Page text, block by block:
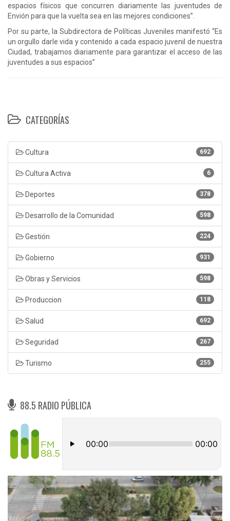
espacios físicos que concurren diariamente las juventudes de
Envión para que la vuelta sea en las mejores condiciones”.
Por su parte, la Subdirectora de Políticas Juveniles manifestó “Es
un orgullo darle vida y contenido a cada espacio juvenil de nuestra
Ciudad, trabajamos diariamente para garantizar el acceso de las
juventudes a sus espacios”
CATEGORÍAS
692
Cultura
6
Cultura Activa
378
Deportes
598
Desarrollo de la Comunidad
224
Gestión
931
Gobierno
598
Obras y Servicios
118
Produccion
692
Salud
267
Seguridad
255
Turismo
88.5 RADIO PÚBLICA